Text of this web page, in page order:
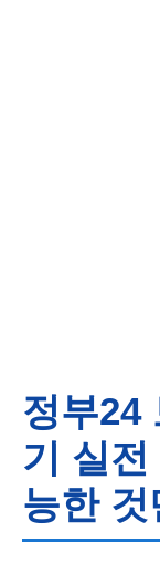
정부24
기 실전
능한 것